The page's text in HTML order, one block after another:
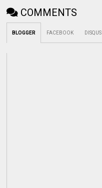
COMMENTS
BLOGGER FACEBOOK DISQUS